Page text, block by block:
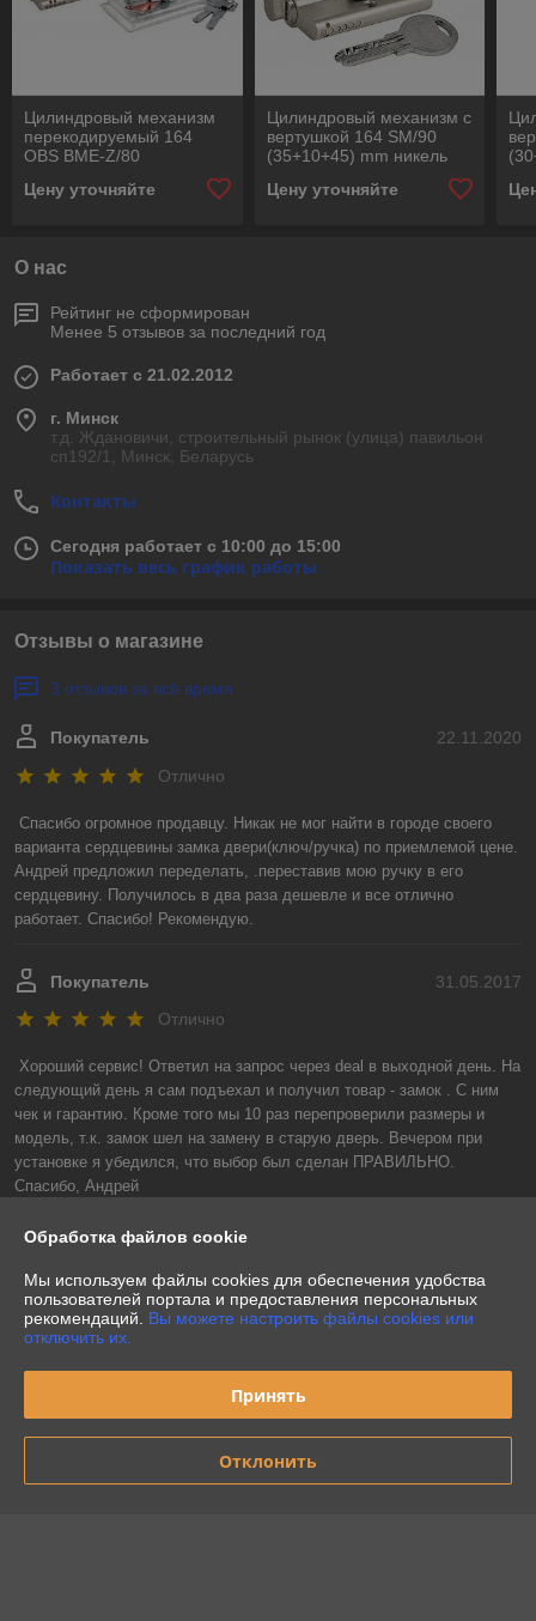
Цилиндровый механизм
перекодируемый 164
OBS BME-Z/80
(35+10+35) mm никель 5
кл.+ 2 кл. с вертушкой
Цену уточняйте
Цилиндровый механизм с
вертушкой 164 SM/90
(35+10+45) mm никель
Цену уточняйте
О нас
Рейтинг не сформирован
Менее 5 отзывов за последний год
Работает с 21.02.2012
г. Минск
т.д. Ждановичи, строительный рынок (улица) павильон
сп192/1, Минск, Беларусь
Контакты
Сегодня работает с 10:00 до 15:00
Показать весь график работы
Отзывы о магазине
3 отзывов за всё время
22.11.2020
Покупатель
Отлично
Спасибо огромное продавцу. Никак не мог найти в городе своего
варианта сердцевины замка двери(ключ/ручка) по приемлемой цене.
Андрей предложил переделать, .переставив мою ручку в его
сердцевину. Получилось в два раза дешевле и все отлично
работает. Спасибо! Рекомендую.
31.05.2017
Покупатель
Отлично
Хороший сервис! Ответил на запрос через deal в выходной день. На
следующий день я сам подъехал и получил товар - замок . С ним
чек и гарантию. Кроме того мы 10 раз перепроверили размеры и
модель, т.к. замок шел на замену в старую дверь. Вечером при
установке я убедился, что выбор был сделан ПРАВИЛЬНО.
Спасибо, Андрей
Показать все отзывы
О нас
Контакты
График работы
Обработка файлов cookie
Мы используем файлы cookies для обеспечения удобства
пользователей портала и предоставления персональных
рекомендаций. Вы можете настроить файлы cookies или
отключить их.
Принять
Отклонить